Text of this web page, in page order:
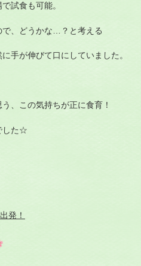
試食も可能。
で、どうかな…？と考える
手が伸びて口にしていました。
、この気持ちが正に食育！
した☆
発！